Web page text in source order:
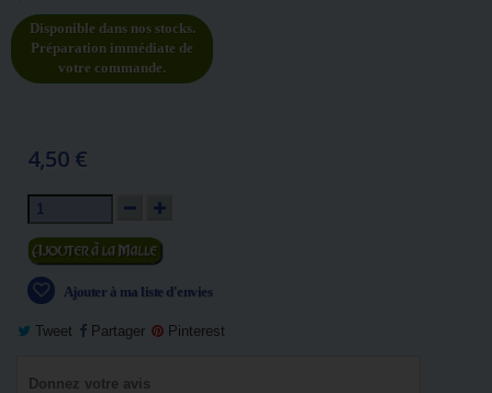
Disponible dans nos stocks.
Préparation immédiate de
votre commande.
4,50 €
Ajouter au panier
Ajouter à ma liste d'envies
Tweet Partager Pinterest
Donnez votre avis